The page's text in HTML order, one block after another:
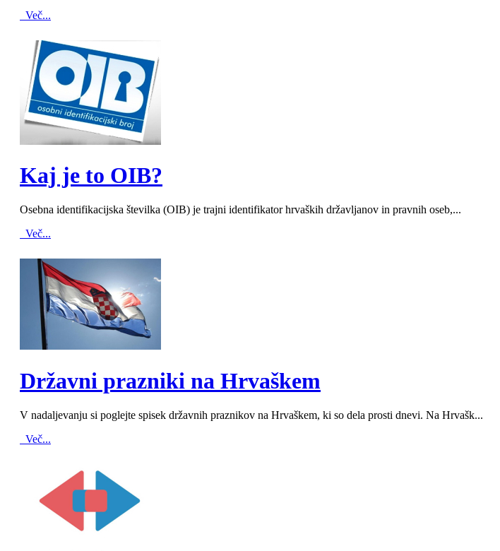
Več...
Kaj je to OIB?
Osebna identifikacijska številka (OIB) je trajni identifikator hrvaških državljanov in pravnih oseb,...
Več...
Državni prazniki na Hrvaškem
V nadaljevanju si poglejte spisek državnih praznikov na Hrvaškem, ki so dela prosti dnevi. Na Hrvašk...
Več...